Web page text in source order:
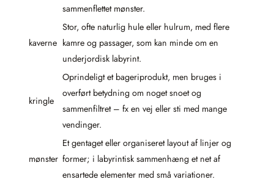
sammenflettet mønster.
kaverne
Stor, ofte naturlig hule eller hulrum, med flere
kamre og passager, som kan minde om en
underjordisk labyrint.
kringle
Oprindeligt et bageriprodukt, men bruges i
overført betydning om noget snoet og
sammenfiltret – fx en vej eller sti med mange
vendinger.
mønster
Et gentaget eller organiseret layout af linjer og
former; i labyrintisk sammenhæng et net af
ensartede elementer med små variationer.